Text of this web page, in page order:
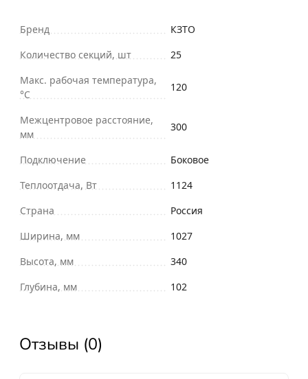
Бренд
КЗТО
Количество секций, шт
25
Макс. рабочая температура,
°С
120
Межцентровое расстояние,
мм
300
Подключение
Боковое
Теплоотдача, Вт
1124
Страна
Россия
Ширина, мм
1027
Высота, мм
340
Глубина, мм
102
Отзывы (0)